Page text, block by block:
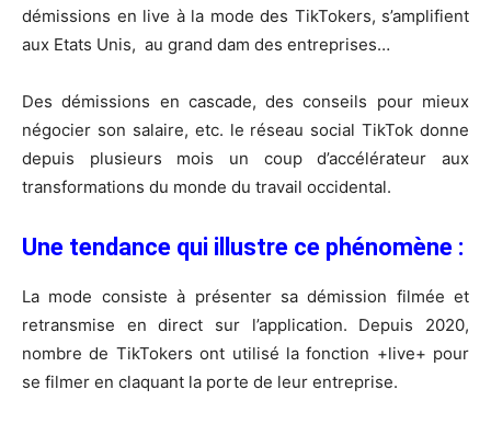
démissions en live à la mode des TikTokers, s’amplifient
aux Etats Unis, au grand dam des entreprises…
Des démissions en cascade, des conseils pour mieux
négocier son salaire, etc. le réseau social TikTok donne
depuis plusieurs mois un coup d’accélérateur aux
transformations du monde du travail occidental.
Une tendance qui illustre ce phénomène :
La mode consiste à présenter sa démission filmée et
retransmise en direct sur l’application. Depuis 2020,
nombre de TikTokers ont utilisé la fonction +live+ pour
se filmer en claquant la porte de leur entreprise.